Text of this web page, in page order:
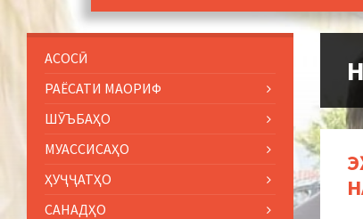
АСОСӢ
РАЁСАТИ МАОРИФ
ШӮЪБАҲО
МУАССИСАҲО
ҲУҶҶАТҲО
САНАДҲО